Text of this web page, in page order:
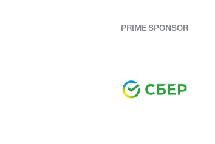
PRIME SPONSOR